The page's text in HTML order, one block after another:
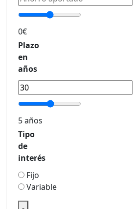
0€
Plazo
en
años
5 años
Tipo
de
interés
Fijo
Variable